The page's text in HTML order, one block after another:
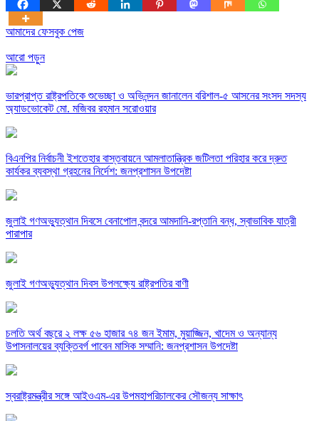
আমাদের ফেসবুক পেজ
আরো পড়ুন
ভারপ্রাপ্ত রাষ্ট্রপতিকে শুভেচ্ছা ও অভিনন্দন জানালেন বরিশাল-৫ আসনের সংসদ সদস্য
অ্যাডভোকেট মো. মজিবর রহমান সরোওয়ার
বিএনপির নির্বাচনী ইশতেহার বাস্তবায়নে আমলাতান্ত্রিক জটিলতা পরিহার করে দ্রুত
কার্যকর ব্যবস্থা গ্রহনের নির্দেশ: জনপ্রশাসন উপদেষ্টা
জুলাই গণঅভ্যুত্থান দিবসে বেনাপোল বন্দরে আমদানি-রপ্তানি বন্ধ, স্বাভাবিক যাত্রী
পারাপার
জুলাই গণঅভ্যুত্থান দিবস উপলক্ষ্যে রাষ্ট্রপতির বাণী
চলতি অর্থ বছরে ২ লক্ষ ৫৬ হাজার ৭৪ জন ইমাম, মুয়াজ্জিন, খাদেম ও অন্যান্য
উপাসনালয়ের ব্যক্তিবর্গ পাবেন মাসিক সম্মানি: জনপ্রশাসন উপদেষ্টা
স্বরাষ্ট্রমন্ত্রীর সঙ্গে আইওএম-এর উপমহাপরিচালকের সৌজন্য সাক্ষাৎ